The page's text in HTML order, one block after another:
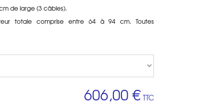
de large (3 câbles).
totale comprise entre 64 à 94 cm. Toutes
606,00 € TTC